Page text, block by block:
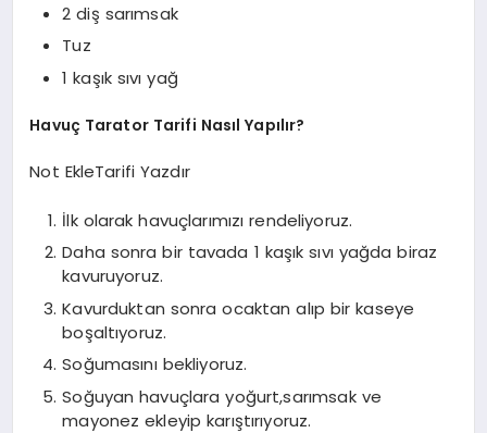
2 diş sarımsak
Tuz
1 kaşık sıvı yağ
Havuç Tarator Tarifi Nasıl Yapılır?
Not EkleTarifi Yazdır
İlk olarak havuçlarımızı rendeliyoruz.
Daha sonra bir tavada 1 kaşık sıvı yağda biraz
kavuruyoruz.
Kavurduktan sonra ocaktan alıp bir kaseye
boşaltıyoruz.
Soğumasını bekliyoruz.
Soğuyan havuçlara yoğurt,sarımsak ve
mayonez ekleyip karıştırıyoruz.